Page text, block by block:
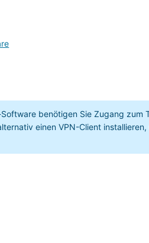
benötigen Sie Zugang zum
einen VPN-Client